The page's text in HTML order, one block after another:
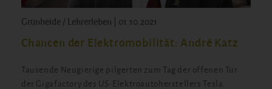
Grünheide / Lehrerleben | 01.10.2021
Chancen der Elektromobilität: André Katz
Tausende Neugierige pilgerten zum Tag der offenen Tür
der Gigafactory des US-Elektroautoherstellers Tesla.